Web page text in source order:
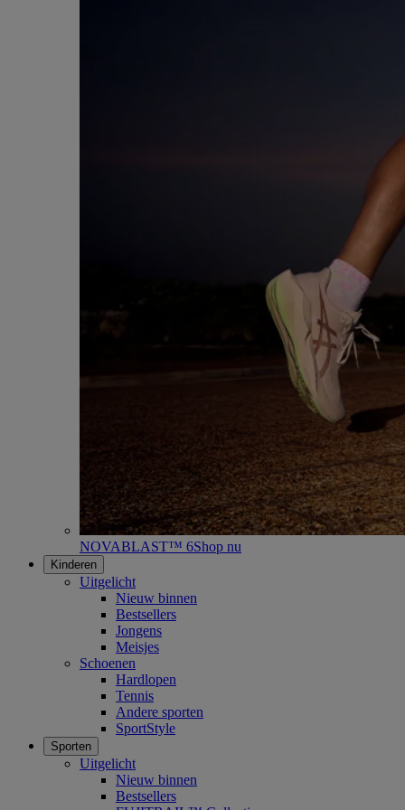
NOVABLAST™ 6Shop nu
Kinderen
Uitgelicht
Nieuw binnen
Bestsellers
Jongens
Meisjes
Schoenen
Hardlopen
Tennis
Andere sporten
SportStyle
Sporten
Uitgelicht
Nieuw binnen
Bestsellers